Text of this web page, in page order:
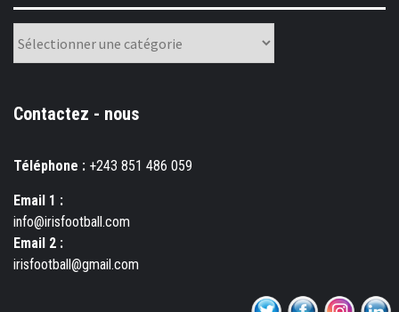
rubriques
Contactez - nous
Téléphone : +243 851 486 059
Email 1 :
info@irisfootball.com
Email 2 :
irisfootball@gmail.com